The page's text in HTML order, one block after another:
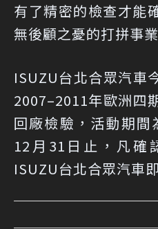
有了精密的檢查才能
無後顧之憂的打拼事業
ISUZU台北合眾汽車
2007–2011年歐洲四
回廠檢驗，活動期
12月31日止，凡確
ISUZU台北合眾汽車